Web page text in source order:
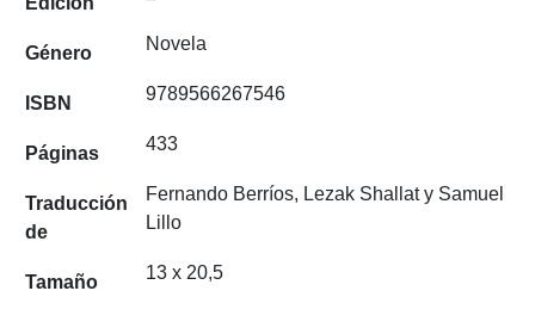
Género Novela
ISBN 9789566267546
Páginas 433
Traducción
de
Fernando Berríos, Lezak Shallat y Samuel
Lillo
Tamaño 13 x 20,5